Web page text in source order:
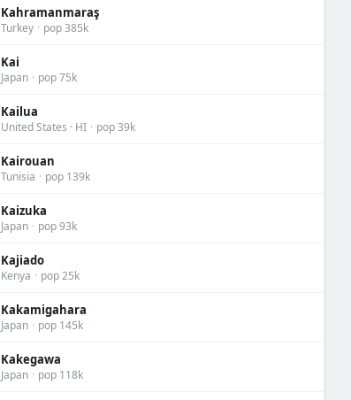
Kahramanmaraş
Turkey · pop 385k
Kai
Japan · pop 75k
Kailua
United States · HI · pop 39k
Kairouan
Tunisia · pop 139k
Kaizuka
Japan · pop 93k
Kajiado
Kenya · pop 25k
Kakamigahara
Japan · pop 145k
Kakegawa
Japan · pop 118k